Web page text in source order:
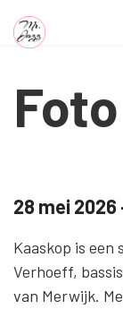
28 mei 2026
Kaaskop is
Verhoeff,
van Merwijk.